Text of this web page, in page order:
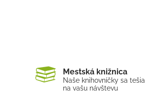
Mestská knižnica
Naše knihovníčky sa tešia
na vašu návštevu